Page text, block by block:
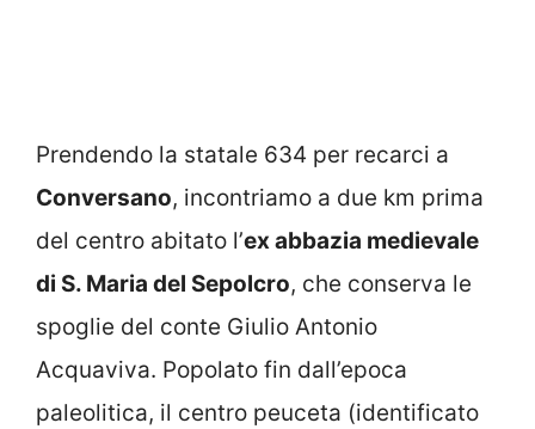
Prendendo la statale 634 per recarci a
Conversano, incontriamo a due km prima
del centro abitato l’ex abbazia medievale
di S. Maria del Sepolcro, che conserva le
spoglie del conte Giulio Antonio
Acquaviva. Popolato fin dall’epoca
paleolitica, il centro peuceta (identificato